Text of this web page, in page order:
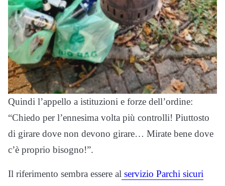
Quindi l’appello a istituzioni e forze dell’ordine:
“Chiedo per l’ennesima volta più controlli! Piuttosto
di girare dove non devono girare… Mirate bene dove
c’è proprio bisogno!”.
Il riferimento sembra essere al servizio Parchi sicuri